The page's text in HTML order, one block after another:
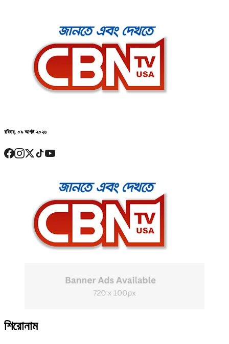
রবিবার, ০৯ আগষ্ট ২০২৬
শিরোনাম